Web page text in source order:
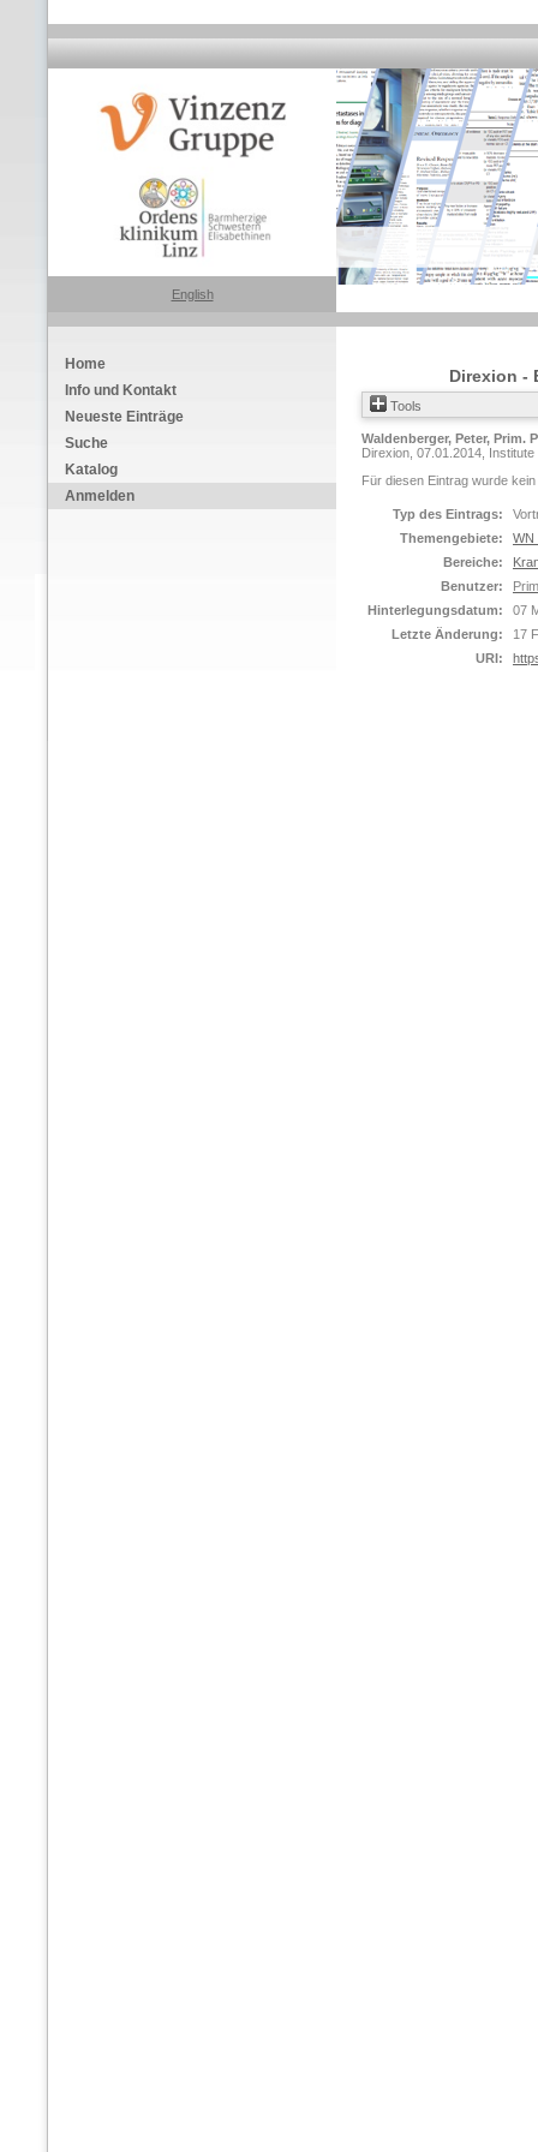
English
Home
Info und Kontakt
Neueste Einträge
Suche
Katalog
Anmelden
Direxion -
Tools
Waldenberger, Peter, Prim.
Direxion, 07.01.2014,
Für diesen Eintrag wurde
Typ des Eintrags:
Themengebiete:
WN
Bereiche:
Benutzer:
Hinterlegungsdatum:
07
Letzte Änderung:
17
URI: